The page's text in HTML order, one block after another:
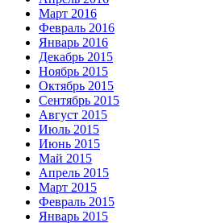
Март 2016
Февраль 2016
Январь 2016
Декабрь 2015
Ноябрь 2015
Октябрь 2015
Сентябрь 2015
Август 2015
Июль 2015
Июнь 2015
Май 2015
Апрель 2015
Март 2015
Февраль 2015
Январь 2015